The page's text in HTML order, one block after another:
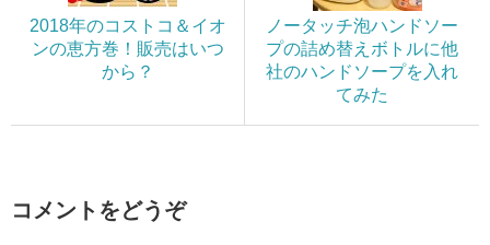
2018年のコストコ＆イオ
ンの恵方巻！販売はいつ
から？
ノータッチ泡ハンドソー
プの詰め替えボトルに他
社のハンドソープを入れ
てみた
コメントをどうぞ